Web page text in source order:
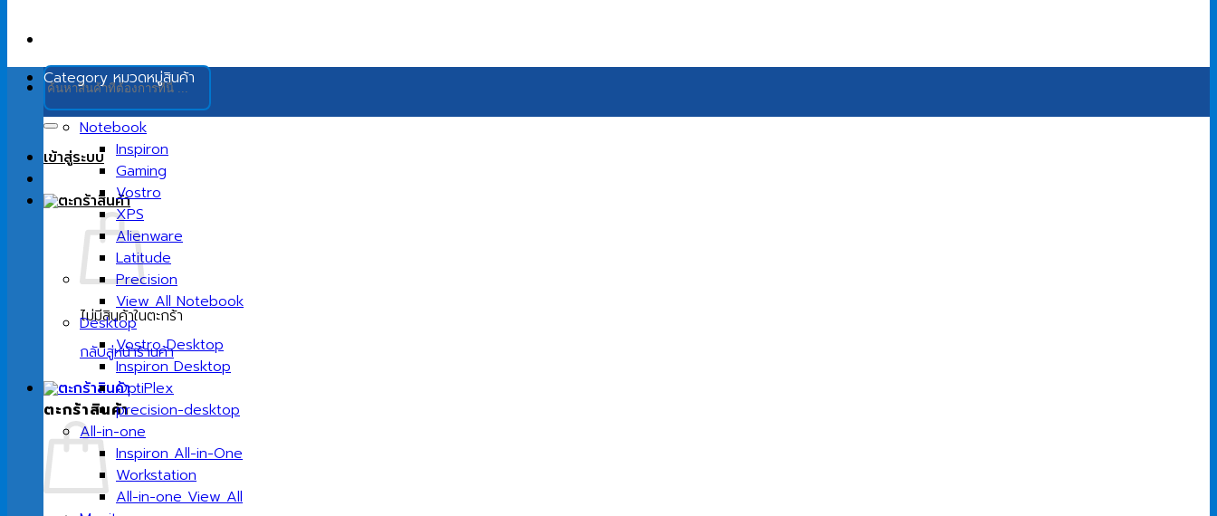
ค้นหา:
เข้าสู่ระบบ
ไม่มีสินค้าในตะกร้า
กลับสู่หน้าร้านค้า
ตะกร้าสินค้า
Categoryหมวดหมู่สินค้า
Notebook
Inspiron
Gaming
Vostro
XPS
Alienware
Latitude
Precision
View All Notebook
Desktop
Vostro Desktop
Inspiron Desktop
OptiPlex
precision-desktop
All-in-one
Inspiron All-in-One
Workstation
All-in-one View All